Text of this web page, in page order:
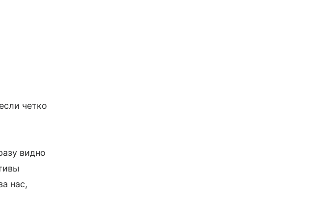
четко
видно
нас,